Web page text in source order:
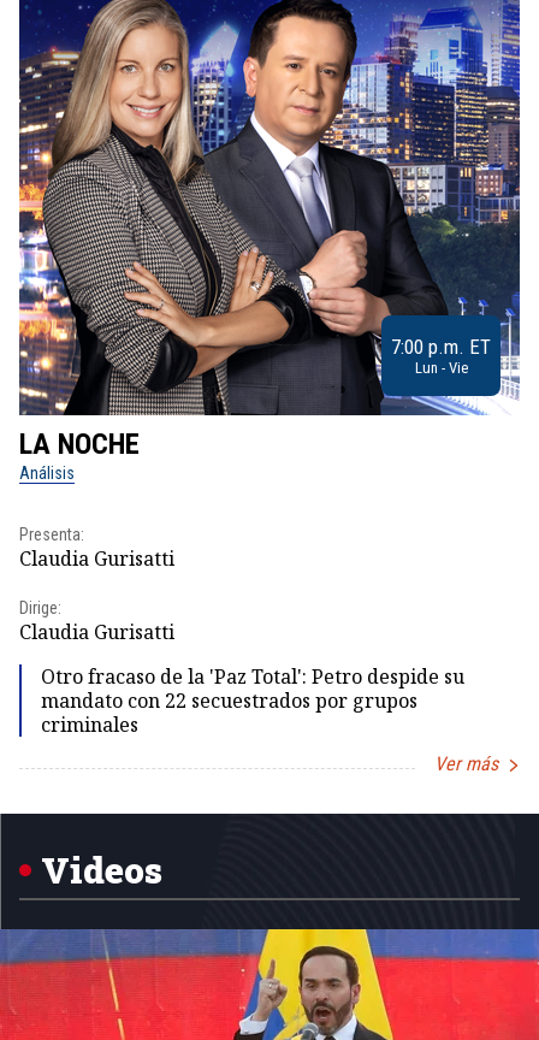
7:00 p.m. ET
Lun - Vie
LA NOCHE
Análisis
Presenta:
Claudia Gurisatti
Dirige:
Claudia Gurisatti
Otro fracaso de la 'Paz Total': Petro despide su
mandato con 22 secuestrados por grupos
criminales
Ver más
Videos